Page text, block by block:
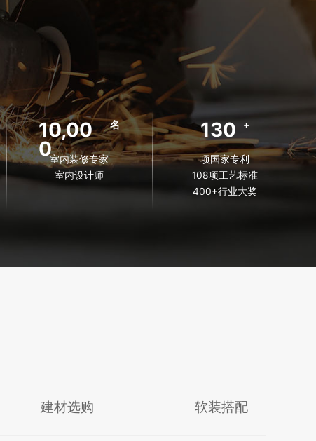
10,00
0
名
室内装修专家
室内设计师
130 +
项国家专利
108项工艺标准
400+行业大奖
建材选购 软装搭配